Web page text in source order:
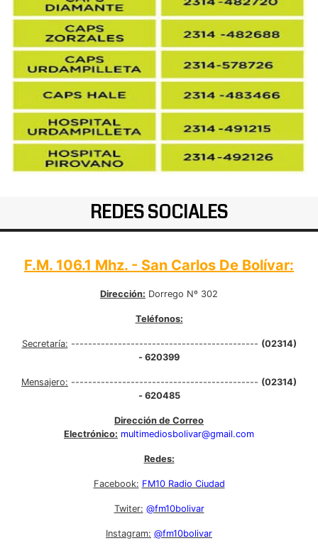
REDES SOCIALES
F.M. 106.1 Mhz. - San Carlos De Bolívar:
Dirección: Dorrego Nº 302
Teléfonos:
Secretaría: -------------------------------------------- (02314)
- 620399
Mensajero: -------------------------------------------- (02314)
- 620485
Dirección de Correo
Electrónico: multimediosbolivar@gmail.com
Redes:
Facebook: FM10 Radio Ciudad
Twiter: @fm10bolivar
Instagram: @fm10bolivar